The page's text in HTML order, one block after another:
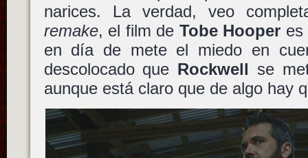
narices. La verdad, veo
remake, el film de Tobe Hooper es
en día de mete el miedo en
descolocado que Rockwell se
aunque está claro que de algo hay